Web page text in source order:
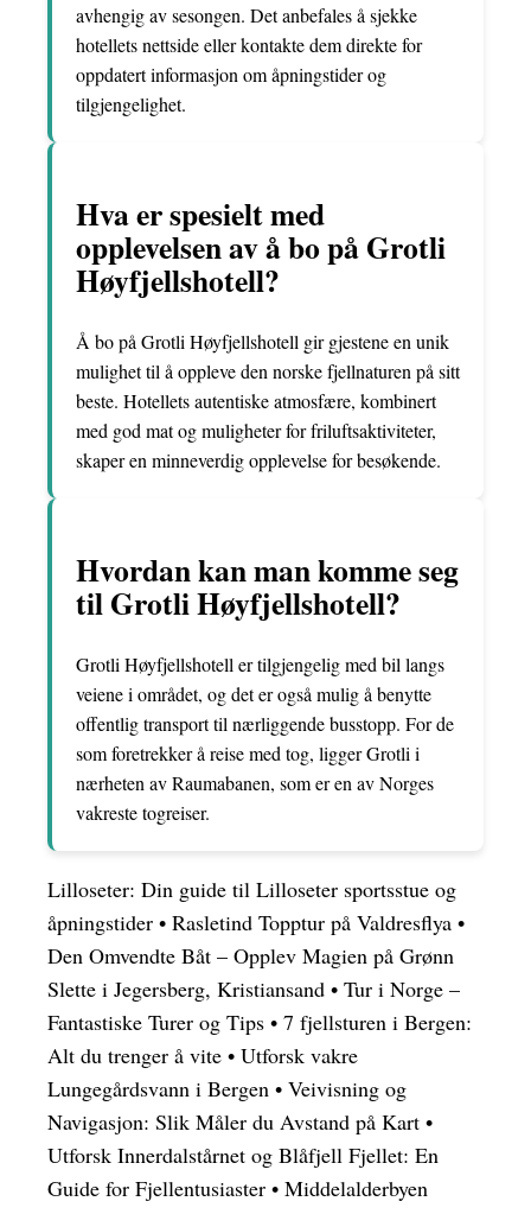
avhengig av sesongen. Det anbefales å sjekke
hotellets nettside eller kontakte dem direkte for
oppdatert informasjon om åpningstider og
tilgjengelighet.
Hva er spesielt med
opplevelsen av å bo på Grotli
Høyfjellshotell?
Å bo på Grotli Høyfjellshotell gir gjestene en unik
mulighet til å oppleve den norske fjellnaturen på sitt
beste. Hotellets autentiske atmosfære, kombinert
med god mat og muligheter for friluftsaktiviteter,
skaper en minneverdig opplevelse for besøkende.
Hvordan kan man komme seg
til Grotli Høyfjellshotell?
Grotli Høyfjellshotell er tilgjengelig med bil langs
veiene i området, og det er også mulig å benytte
offentlig transport til nærliggende busstopp. For de
som foretrekker å reise med tog, ligger Grotli i
nærheten av Raumabanen, som er en av Norges
vakreste togreiser.
Lilloseter: Din guide til Lilloseter sportsstue og
åpningstider • Rasletind Topptur på Valdresflya •
Den Omvendte Båt – Opplev Magien på Grønn
Slette i Jegersberg, Kristiansand • Tur i Norge –
Fantastiske Turer og Tips • 7 fjellsturen i Bergen:
Alt du trenger å vite • Utforsk vakre
Lungegårdsvann i Bergen • Veivisning og
Navigasjon: Slik Måler du Avstand på Kart •
Utforsk Innerdalstårnet og Blåfjell Fjellet: En
Guide for Fjellentusiaster • Middelalderbyen